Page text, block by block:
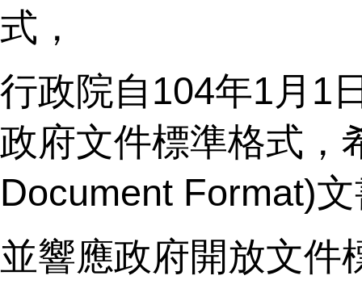
式，
行政院自104年1月1
政府文件標準格式，
Document Format)
並響應政府開放文件